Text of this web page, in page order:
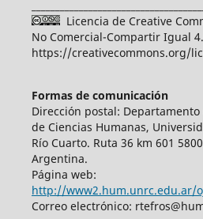
Licencia de Creative
No Comercial-Compartir Igual
https://creativecommons.org/
Formas de comunicación
Dirección postal:
de Ciencias Humanas,
Río Cuarto. Ruta 36 km 601
Argentina.
Página web:
http://www2.hum.unrc.edu.ar/
Correo electrónico: